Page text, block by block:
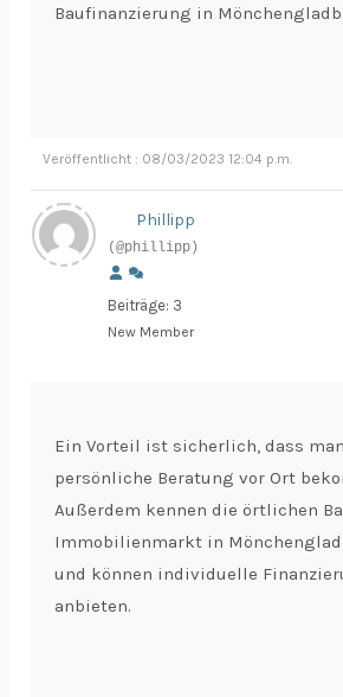
Baufinanzierung in
Veröffentlicht : 08/03/2023 12:04 p.m.
Phillipp
(@phillipp)
Beiträge: 3
New Member
Ein Vorteil ist sicherlich, dass
persönliche Beratung vor Ort
Außerdem kennen die örtlichen
Immobilienmarkt in
und können individuelle
anbieten.